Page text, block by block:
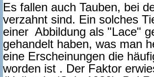
Es fallen auch Tauben, bei
verzahnt sind. Ein solches
einer Abbildung als "Lace"
gehandelt haben, was man
eine Erscheinungen die
worden ist . Der Faktor